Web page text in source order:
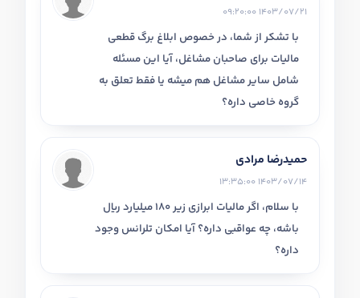
1403/07/21 09:20:00
با تشکر از شما، در خصوص ابلاغ برگ قطعی
مالیات برای صاحبان مشاغل، آیا این مسئله
شامل سایر مشاغل هم میشه یا فقط تعلق به
گروه خاصی داره؟
حمیدرضا مرادی
1403/07/14 13:35:00
با سلام، اگر مالیات ابرازی زیر 180 میلیارد ریال
باشه، چه عواقبی داره؟ آیا امکان تلرانس وجود
داره؟